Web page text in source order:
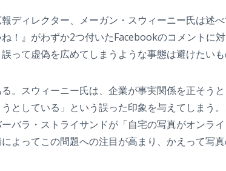
ディレクター、メーガン・スウィーニー氏は述
！』がわずか2つ付いたFacebookのコメントに
って虚偽を広めてしまうような事態は避けたいも
。スウィーニー氏は、企業が事実関係を正そう
としている」という誤った印象を与えてしまう
バラ・ストライサンドが「自宅の写真がオンラ
よってこの問題への注目が高まり、かえって写